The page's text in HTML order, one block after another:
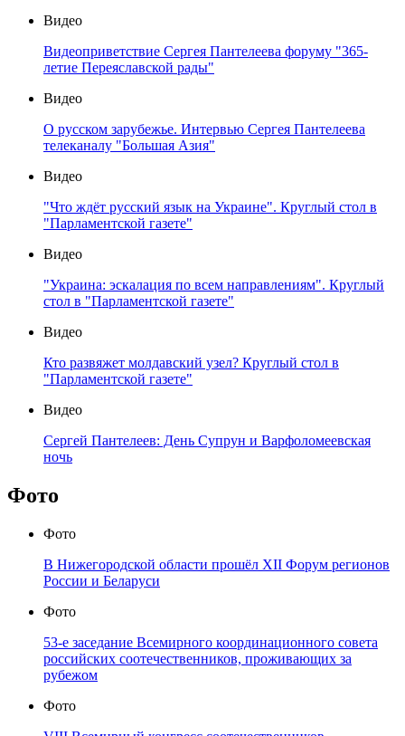
Видео
Видеоприветствие Сергея Пантелеева форуму "365-
летие Переяславской рады"
Видео
О русском зарубежье. Интервью Сергея Пантелеева
телеканалу "Большая Азия"
Видео
"Что ждёт русский язык на Украине". Круглый стол в
"Парламентской газете"
Видео
"Украина: эскалация по всем направлениям". Круглый
стол в "Парламентской газете"
Видео
Кто развяжет молдавский узел? Круглый стол в
"Парламентской газете"
Видео
Сергей Пантелеев: День Супрун и Варфоломеевская
ночь
Фото
Фото
В Нижегородской области прошёл XII Форум регионов
России и Беларуси
Фото
53-е заседание Всемирного координационного совета
российских соотечественников, проживающих за
рубежом
Фото